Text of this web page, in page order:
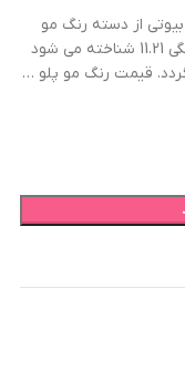
بیوتی از دسته رنگ مو
مرواریدی در کاتالوگ پلو بیوتی است و با کد رنگی 11.21 شناخته می شود